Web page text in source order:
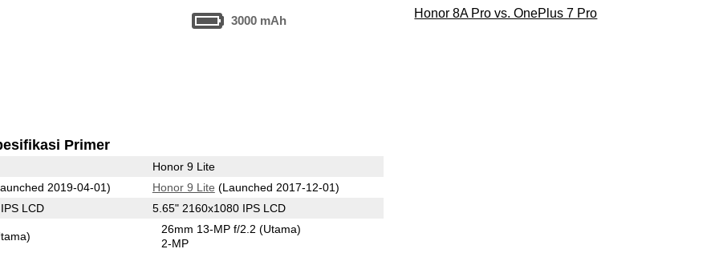
3000 mAh
Primer
Honor 9 Lite
2019-04-01) Honor 9 Lite (Launched 2017-12-01)
LCD 5.65" 2160x1080 IPS LCD
26mm 13-MP f/2.2(Utama)
2-MP
Honor 8A Pro vs. OnePlus 7 Pro